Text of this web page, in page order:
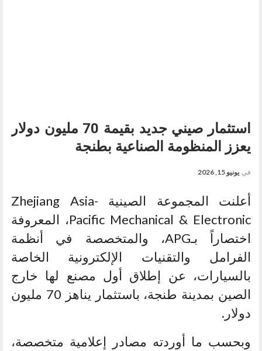
استثمار صيني جديد بقيمة 70 مليون دولار
يعزز المنظومة الصناعية بطنجة
في يونيو 15, 2026
أعلنت المجموعة الصينية Zhejiang Asia-
Pacific Mechanical & Electronic، المعروفة
اختصاراً بـAPG، والمتخصصة في أنظمة
الفرامل والتقنيات الإلكترونية الخاصة
بالسيارات، عن إطلاق أول مصنع لها خارج
الصين بمدينة طنجة، باستثمار يناهز 70 مليون
دولار.
وبحسب ما أوردته مصادر إعلامية متخصصة،